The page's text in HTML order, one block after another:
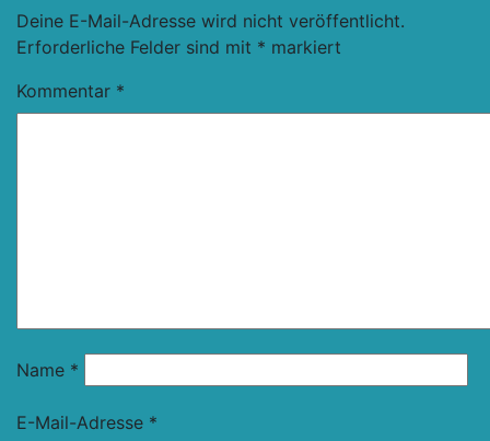
Deine E-Mail-Adresse wird nicht veröffentlicht.
Erforderliche Felder sind mit * markiert
Kommentar *
Name *
E-Mail-Adresse *